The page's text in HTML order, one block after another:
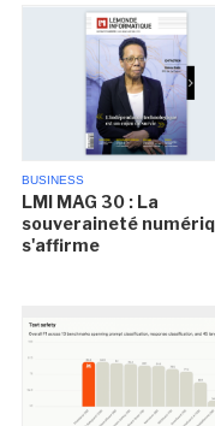
BUSINESS
LMI MAG 30 : La
souveraineté
s'affirme